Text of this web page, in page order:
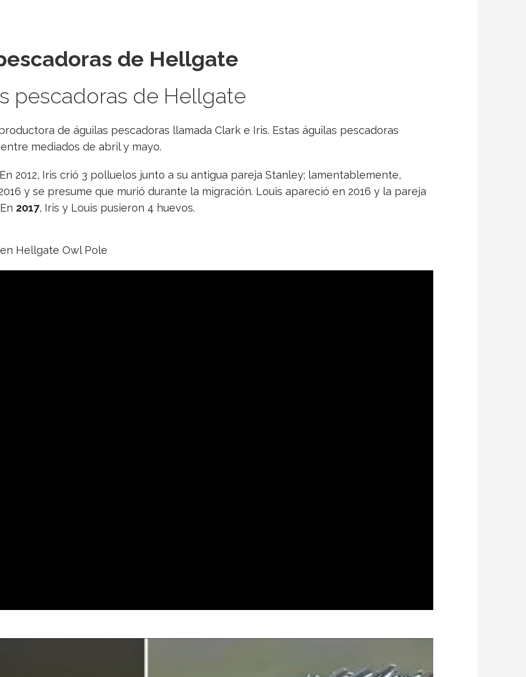
de Hellgate
pescadoras de Hellgate
de águilas pescadoras llamada Clark e Iris. Estas águilas pescadoras
mediados de abril y mayo.
2012, Iris crió 3 polluelos junto a su antigua pareja Stanley; lamentablemente,
y se presume que murió durante la migración. Louis apareció en 2016 y la pareja
2017, Iris y Louis pusieron 4 huevos.
Hellgate Owl Pole